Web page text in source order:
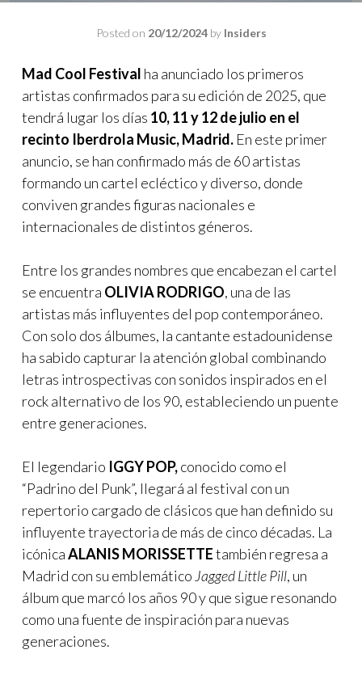
Posted on 20/12/2024by Insiders
Mad Cool Festival ha anunciado los primeros
artistas confirmados para su edición de 2025, que
tendrá lugar los días 10, 11 y 12 de julio en el
recinto Iberdrola Music, Madrid. En este primer
anuncio, se han confirmado más de 60 artistas
formando un cartel ecléctico y diverso, donde
conviven grandes figuras nacionales e
internacionales de distintos géneros.
Entre los grandes nombres que encabezan el cartel
se encuentra OLIVIA RODRIGO, una de las
artistas más influyentes del pop contemporáneo.
Con solo dos álbumes, la cantante estadounidense
ha sabido capturar la atención global combinando
letras introspectivas con sonidos inspirados en el
rock alternativo de los 90, estableciendo un puente
entre generaciones.
El legendario IGGY POP,conocido como el
“Padrino del Punk”, llegará al festival con un
repertorio cargado de clásicos que han definido su
influyente trayectoria de más de cinco décadas. La
icónicaALANIS MORISSETTEtambién regresa a
Madrid con su emblemático Jagged Little Pill, un
álbum que marcó los años 90 y que sigue resonando
como una fuente de inspiración para nuevas
generaciones.